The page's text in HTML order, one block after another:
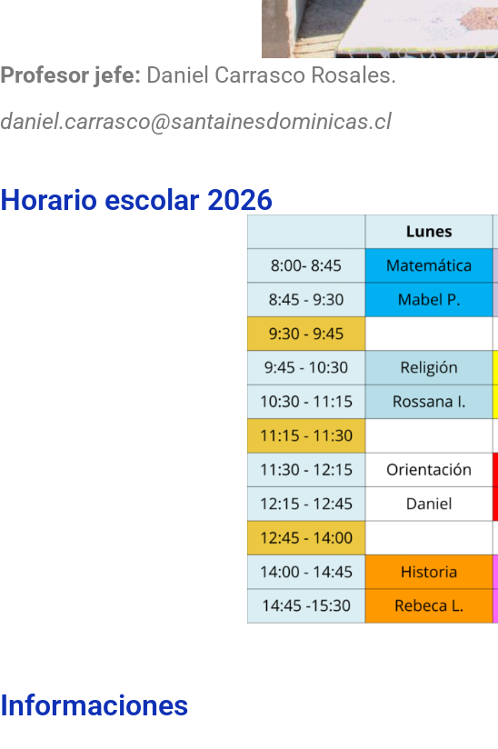
Profesor jefe: Daniel Carrasco Rosales.
daniel.carrasco@santainesdominicas.cl
Horario escolar 2026
Informaciones